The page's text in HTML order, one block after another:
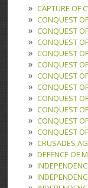
CAPTURE OF
CONQUEST
CONQUEST
CONQUEST
CONQUEST
CONQUEST
CONQUEST
CONQUEST
CONQUEST
CONQUEST
CONQUEST
CONQUEST
CRUSADES
DEFENCE OF